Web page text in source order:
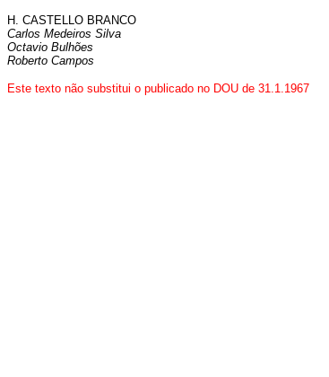
H. CASTELLO BRANCO
Carlos Medeiros Silva
Octavio Bulhões
Roberto Campos
Este texto não substitui o publicado no DOU de 31.1.1967